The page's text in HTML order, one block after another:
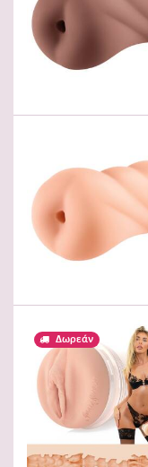
Προσθήκη
Προσθήκη
Δωρεάν
Μη διαθέσιμο